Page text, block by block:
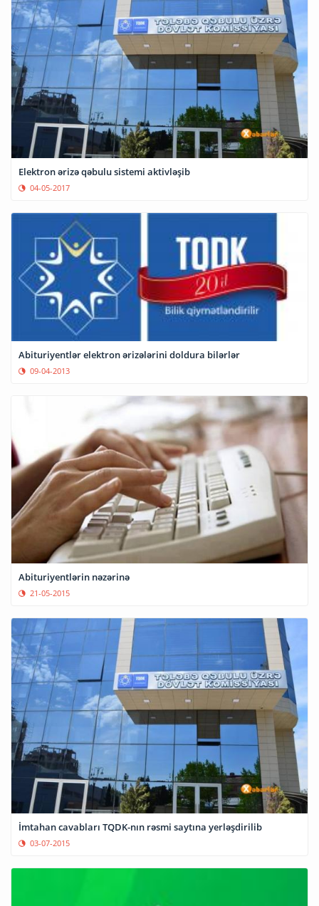
Elektron ərizə qəbulu sistemi aktivləşib
04-05-2017
Abituriyentlər elektron ərizələrini doldura bilərlər
09-04-2013
Abituriyentlərin nəzərinə
21-05-2015
İmtahan cavabları TQDK-nın rəsmi saytına yerləşdirilib
03-07-2015